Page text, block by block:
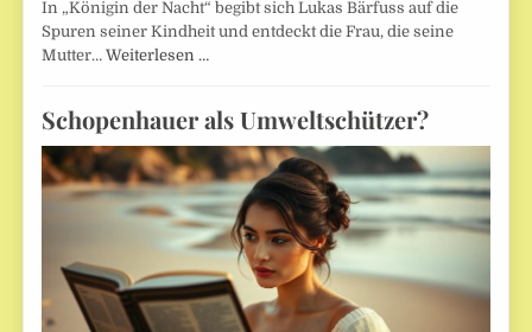
In „Königin der Nacht“ begibt sich Lukas Bärfuss auf die
Spuren seiner Kindheit und entdeckt die Frau, die seine
Mutter…Weiterlesen …
Schopenhauer als Umweltschützer?